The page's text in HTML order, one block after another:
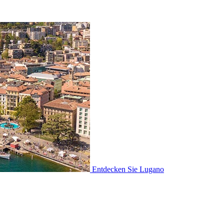
Entdecken Sie Lugano